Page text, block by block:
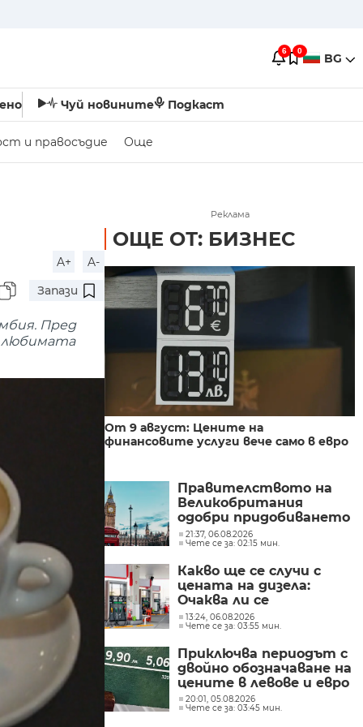
6 0 BG
Чуй новините Подкаст
и правосъдие Още
A+
A-
Запази
Пред
любимата
Реклама
ОЩЕ ОТ: БИЗНЕС
От 9 август: Цените на
финансовите услуги вече само в евро
Правителството на
Великобритания
одобри придобиването
на „Уорнър Брос
Дискавъри“ от
„Парамаунт“ за 110
млрд. долара
21:37, 06.08.2026
Чете се за: 02:15 мин.
Какво ще се случи с
цената на дизела:
Очаква ли се
поевтиняване или нов
ръст?
13:24, 06.08.2026
Чете се за: 03:55 мин.
Приключва периодът с
двойно обозначаване на
цените в левове и евро
20:01, 05.08.2026
Чете се за: 03:45 мин.